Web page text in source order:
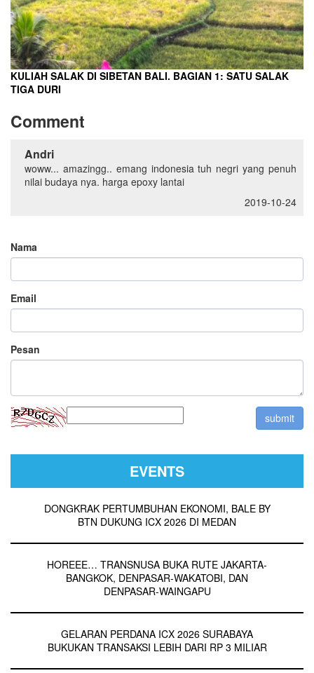
KULIAH SALAK DI SIBETAN BALI. BAGIAN 1: SATU SALAK
TIGA DURI
Comment
Andri
woww... amazingg.. emang indonesia tuh negri yang penuh
nilai budaya nya. harga epoxy lantai
2019-10-24
Nama
Email
Pesan
EVENTS
DONGKRAK PERTUMBUHAN EKONOMI, BALE BY
BTN DUKUNG ICX 2026 DI MEDAN
HOREEE… TRANSNUSA BUKA RUTE JAKARTA-
BANGKOK, DENPASAR-WAKATOBI, DAN
DENPASAR-WAINGAPU
GELARAN PERDANA ICX 2026 SURABAYA
BUKUKAN TRANSAKSI LEBIH DARI RP 3 MILIAR